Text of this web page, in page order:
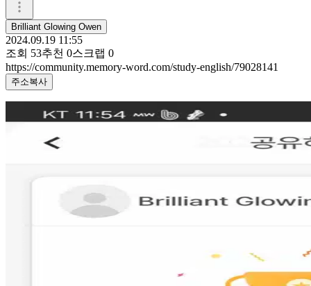
Brilliant Glowing Owen
2024.09.19 11:55
조회 53추천 0스크랩 0
https://community.memory-word.com/study-english/79028141
주소복사